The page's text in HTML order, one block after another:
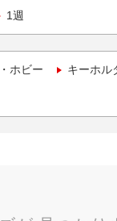
1週
ホビー キーホル